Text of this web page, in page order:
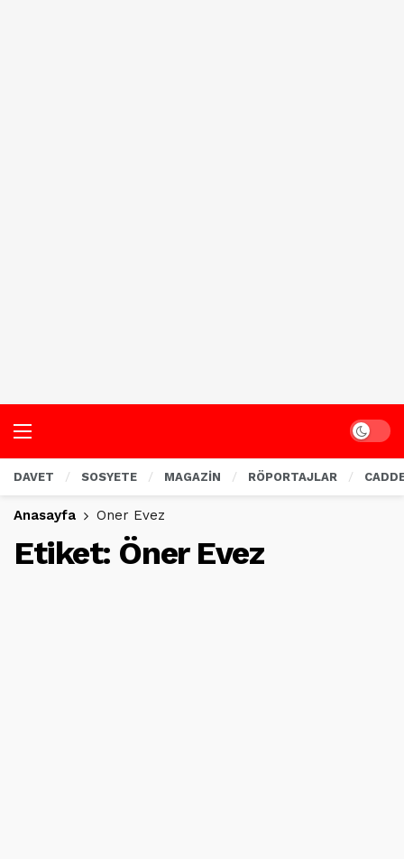
Dark
DAVET SOSYETE MAGAZİN RÖPORTAJLAR
Anasayfa Öner Evez
Etiket: Öner Evez